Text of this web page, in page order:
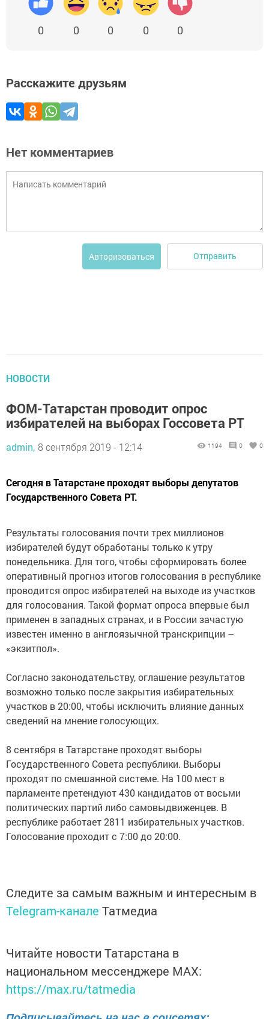
0 0 0 0 0
Расскажите друзьям
Нет комментариев
Авторизоваться Отправить
НОВОСТИ
ФОМ-Татарстан проводит опрос
избирателей на выборах Госсовета РТ
admin, 8 сентября 2019 - 12:14 1194 0 0
Сегодня в Татарстане проходят выборы депутатов
Государственного Совета РТ.
Результаты голосования почти трех миллионов
избирателей будут обработаны только к утру
понедельника. Для того, чтобы сформировать более
оперативный прогноз итогов голосования в республике
проводится опрос избирателей на выходе из участков
для голосования. Такой формат опроса впервые был
применен в западных странах, и в России зачастую
известен именно в англоязычной транскрипции –
«экзитпол».
Согласно законодательству, оглашение результатов
возможно только после закрытия избирательных
участков в 20:00, чтобы исключить влияние данных
сведений на мнение голосующих.
8 сентября в Татарстане проходят выборы
Государственного Совета республики. Выборы
проходят по смешанной системе. На 100 мест в
парламенте претендуют 430 кандидатов от восьми
политических партий либо самовыдвиженцев. В
республике работает 2811 избирательных участков.
Голосование проходит с 7:00 до 20:00.
Следите за самым важным и интересным в
Telegram-канале Татмедиа
Читайте новости Татарстана в
национальном мессенджере MАХ:
https://max.ru/tatmedia